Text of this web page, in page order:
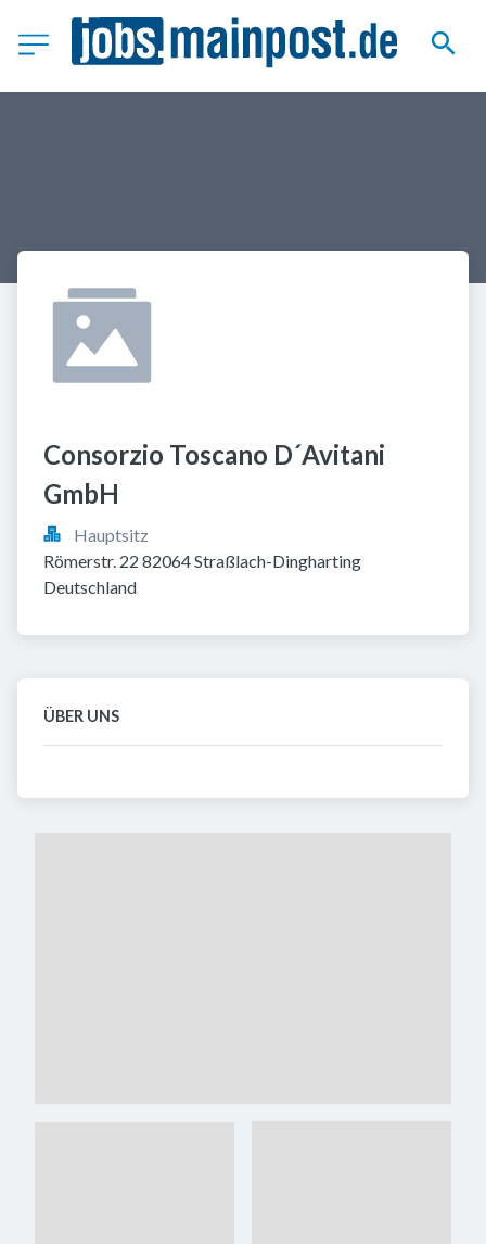
Consorzio Toscano D´Avitani
GmbH
Hauptsitz
Römerstr. 22 82064 Straßlach-Dingharting
Deutschland
ÜBER UNS